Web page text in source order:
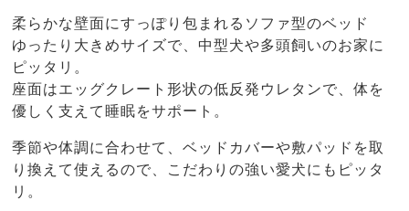
柔らかな壁面にすっぽり包まれるソファ型のベッド
ゆったり大きめサイズで、中型犬や多頭飼いのお家に
ピッタリ。
座面はエッグクレート形状の低反発ウレタンで、体を
優しく支えて睡眠をサポート。
季節や体調に合わせて、ベッドカバーや敷パッドを取
り換えて使えるので、こだわりの強い愛犬にもピッタ
リ。